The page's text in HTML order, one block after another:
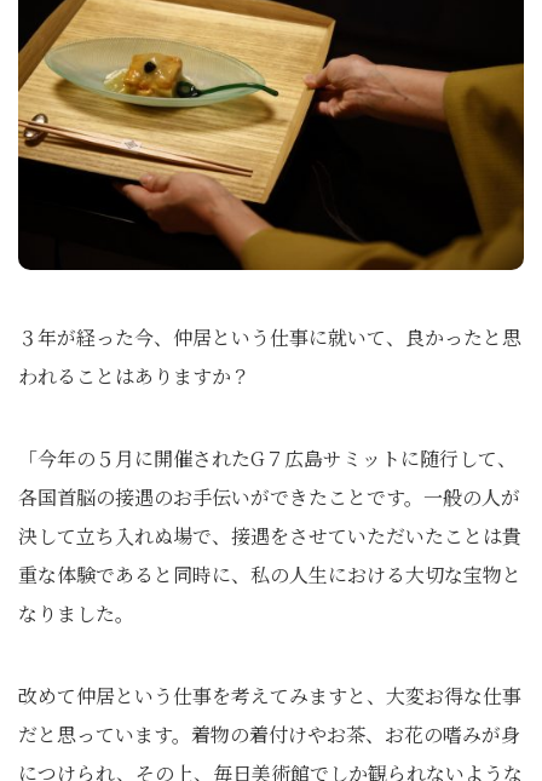
３年が経った今、仲居という仕事に就いて、良かったと思
われることはありますか？
「今年の５月に開催されたG７広島サミットに随行して、
各国首脳の接遇のお手伝いができたことです。一般の人が
決して立ち入れぬ場で、接遇をさせていただいたことは貴
重な体験であると同時に、私の人生における大切な宝物と
なりました。
改めて仲居という仕事を考えてみますと、大変お得な仕事
だと思っています。着物の着付けやお茶、お花の嗜みが身
につけられ、その上、毎日美術館でしか観られないような